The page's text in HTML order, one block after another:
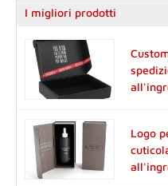
I migliori prodotti
Logo